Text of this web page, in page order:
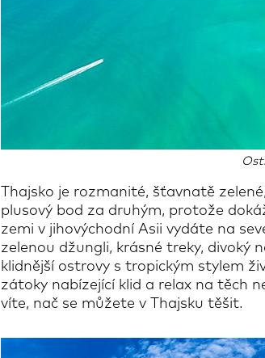
Thajsko je rozmanité, šťavnatě
plusový bod za druhým, protože
zemi v jihovýchodní Asii vydáte na
zelenou džungli, krásné treky, divoký
klidnější ostrovy s tropickým stylem
zátoky nabízející klid a relax na těch
víte, nač se můžete v Thajsku těšit.